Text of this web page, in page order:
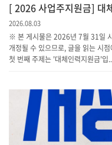
[ 2026 사업주지원금] 대
2026.08.03
※ 본 게시물은 2026년 7월 31일
개정될 수 있으므로, 글을 읽는 시
첫 번째 주제는 '대체인력지원금'입